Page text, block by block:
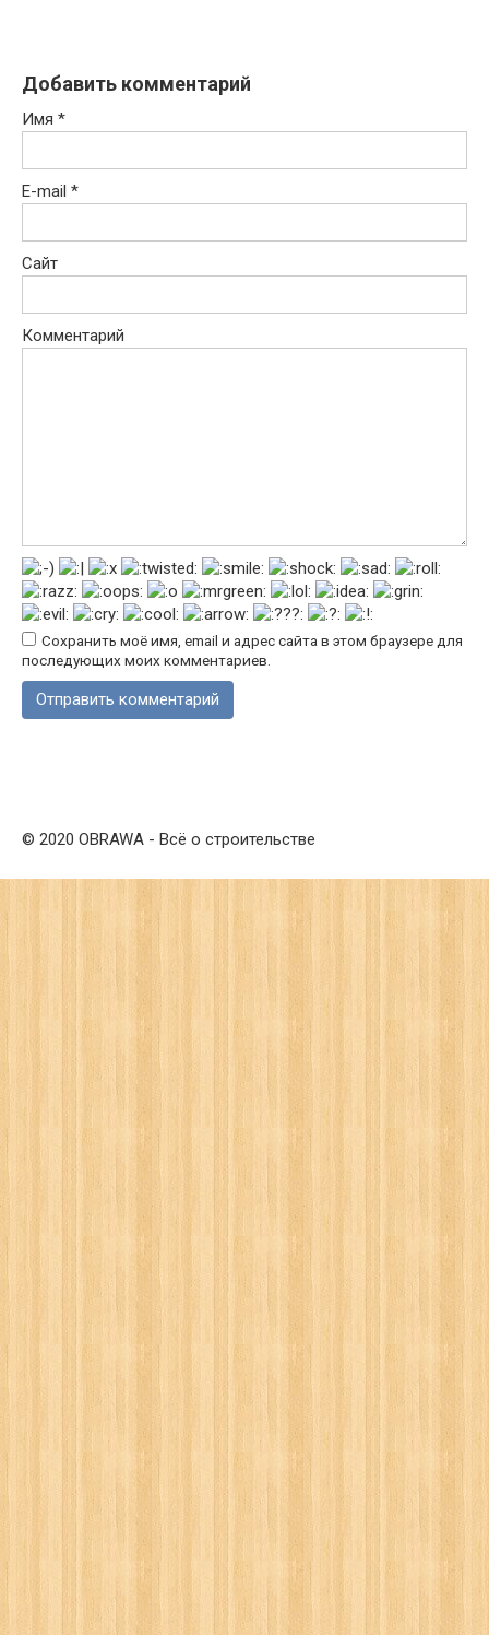
Добавить комментарий
Имя *
E-mail *
Сайт
Комментарий
Сохранить моё имя, email и адрес сайта в этом браузере для
последующих моих комментариев.
© 2020 OBRAWA - Всё о строительстве